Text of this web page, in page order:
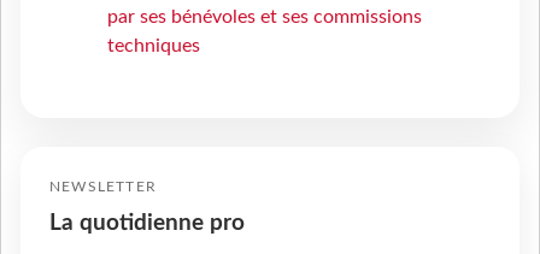
par ses bénévoles et ses commissions
techniques
NEWSLETTER
La quotidienne pro